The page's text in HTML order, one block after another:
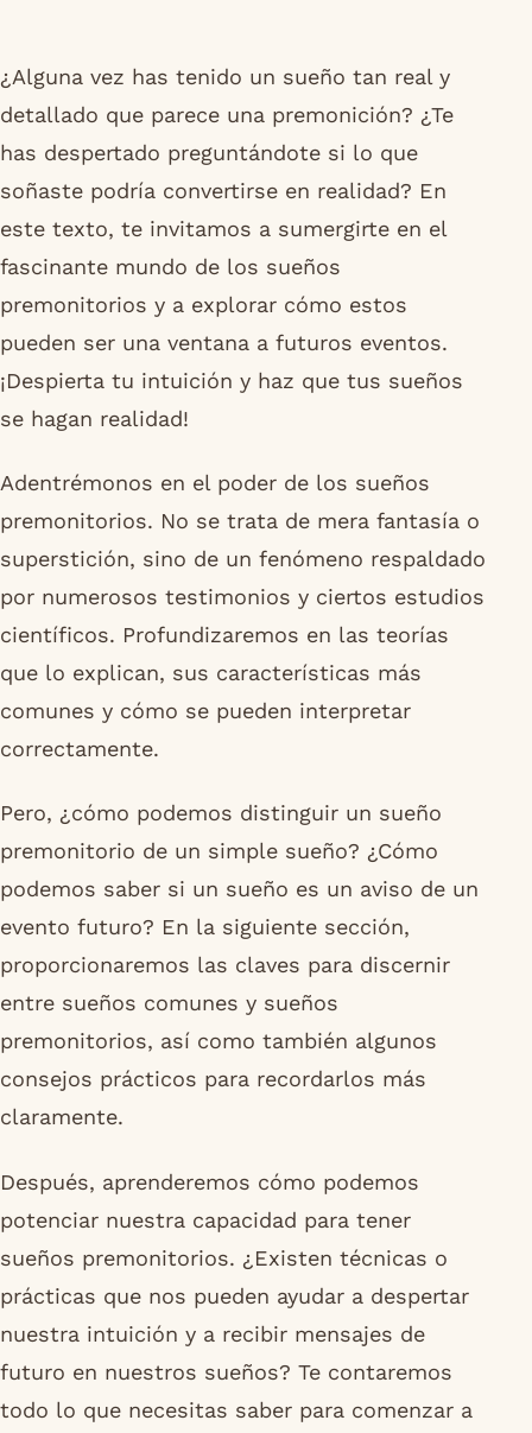
¿Alguna vez has tenido un sueño tan real y
detallado que parece una premonición? ¿Te
has despertado preguntándote si lo que
soñaste podría convertirse en realidad? En
este texto, te invitamos a sumergirte en el
fascinante mundo de los sueños
premonitorios y a explorar cómo estos
pueden ser una ventana a futuros eventos.
¡Despierta tu intuición y haz que tus sueños
se hagan realidad!
Adentrémonos en el poder de los sueños
premonitorios. No se trata de mera fantasía o
superstición, sino de un fenómeno respaldado
por numerosos testimonios y ciertos estudios
científicos. Profundizaremos en las teorías
que lo explican, sus características más
comunes y cómo se pueden interpretar
correctamente.
Pero, ¿cómo podemos distinguir un sueño
premonitorio de un simple sueño? ¿Cómo
podemos saber si un sueño es un aviso de un
evento futuro? En la siguiente sección,
proporcionaremos las claves para discernir
entre sueños comunes y sueños
premonitorios, así como también algunos
consejos prácticos para recordarlos más
claramente.
Después, aprenderemos cómo podemos
potenciar nuestra capacidad para tener
sueños premonitorios. ¿Existen técnicas o
prácticas que nos pueden ayudar a despertar
nuestra intuición y a recibir mensajes de
futuro en nuestros sueños? Te contaremos
todo lo que necesitas saber para comenzar a